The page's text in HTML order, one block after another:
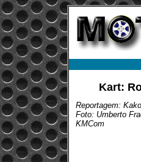
Kart:
Reportagem:
Foto: Umberto
KMCom